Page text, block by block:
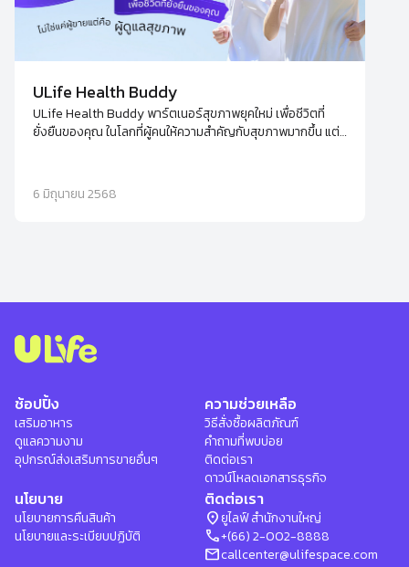
ULife Health Buddy
ULife Health Buddy พาร์ตเนอร์สุขภาพยุคใหม่ เพื่อชีวิตที่
ยั่งยืนของคุณ ในโลกที่ผู้คนให้ความสำคัญกับสุขภาพมากขึ้น แต่
มั่นใจ ด้วยความรู้ที่ถูกต้อง เครื่องมือที่แม่นยำ และผลิตภัณฑ์
สุขภาพระดับโลกจาก Beyonde และ Aviance
6 มิถุนายน 2568
ช้อปปิ้ง
เสริมอาหาร
ดูแลความงาม
อุปกรณ์ส่งเสริมการขายอื่นๆ
ความช่วยเหลือ
วิธีสั่งซื้อผลิตภัณฑ์
คำถามที่พบบ่อย
ติดต่อเรา
ดาวน์โหลดเอกสารธุรกิจ
นโยบาย
นโยบายการคืนสินค้า
นโยบายและระเบียบปฏิบัติ
ติดต่อเรา
location_onยูไลฟ์ สำนักงานใหญ่
phone+(66) 2-002-8888
mailcallcenter@ulifespace.com